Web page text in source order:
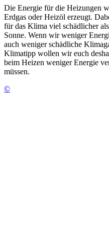
Die Energie für die Heizungen
Erdgas oder Heizöl erzeugt.
für das Klima viel schädlicher
Sonne. Wenn wir weniger
auch weniger schädliche
Klimatipp wollen wir euch
beim Heizen weniger Energie
müssen.
©